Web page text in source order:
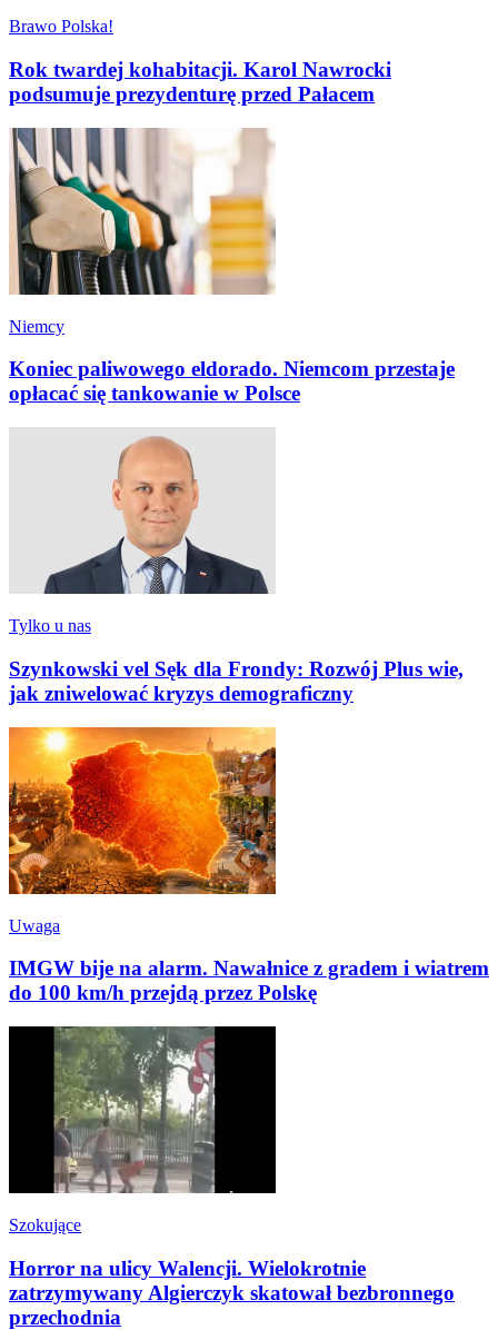
Brawo Polska!
Rok twardej kohabitacji. Karol Nawrocki
podsumuje prezydenturę przed Pałacem
Niemcy
Koniec paliwowego eldorado. Niemcom przestaje
opłacać się tankowanie w Polsce
Tylko u nas
Szynkowski vel Sęk dla Frondy: Rozwój Plus wie,
jak zniwelować kryzys demograficzny
Uwaga
IMGW bije na alarm. Nawałnice z gradem i wiatrem
do 100 km/h przejdą przez Polskę
Szokujące
Horror na ulicy Walencji. Wielokrotnie
zatrzymywany Algierczyk skatował bezbronnego
przechodnia